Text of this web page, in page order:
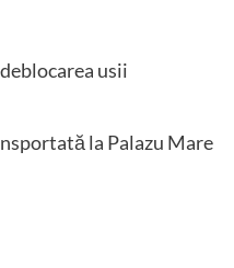
usii
la Palazu Mare